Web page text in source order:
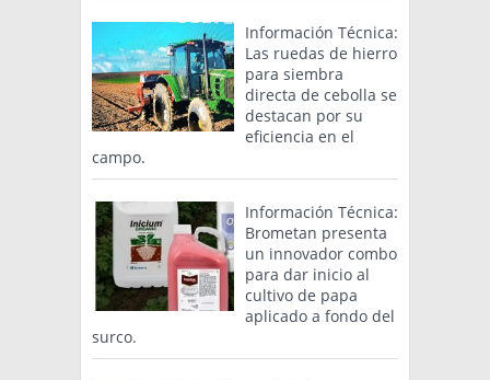
Información Técnica:
Las ruedas de hierro
para siembra
directa de cebolla se
destacan por su
eficiencia en el
campo.
Información Técnica:
Brometan presenta
un innovador combo
para dar inicio al
cultivo de papa
aplicado a fondo del
surco.